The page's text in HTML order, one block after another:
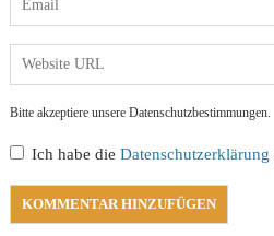
Bitte akzeptiere unsere Datenschutzbestimmungen.
Ich habe dieDatenschutzerklärung